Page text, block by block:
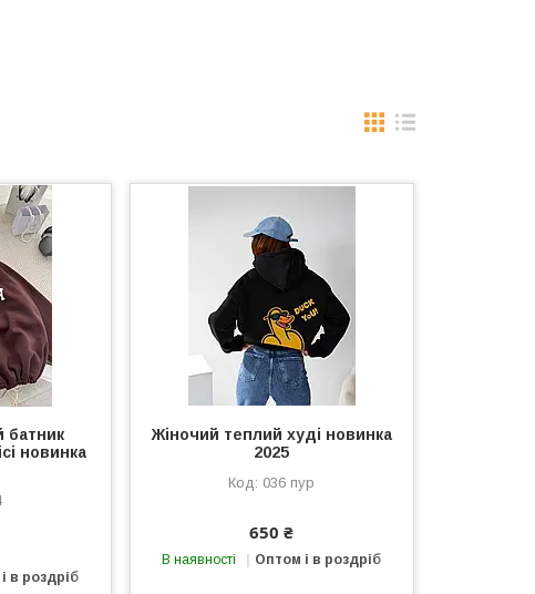
батник
новинка
в роздріб
Жіночий теплий худі новинка
2025
036 пур
650 ₴
В наявності Оптом і в роздріб